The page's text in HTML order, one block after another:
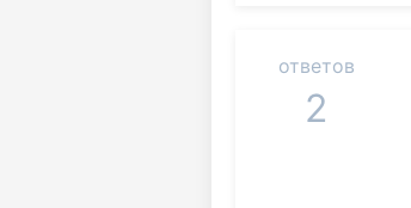
ответов
2